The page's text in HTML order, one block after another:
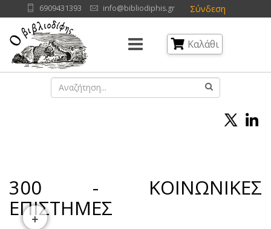
Σύνδεση
6909431393 info@bibliodiphis.gr
Καλάθι
300 - ΚΟΙΝΩΝΙΚΕΣ
ΕΠΙΣΤΗΜΕΣ
+